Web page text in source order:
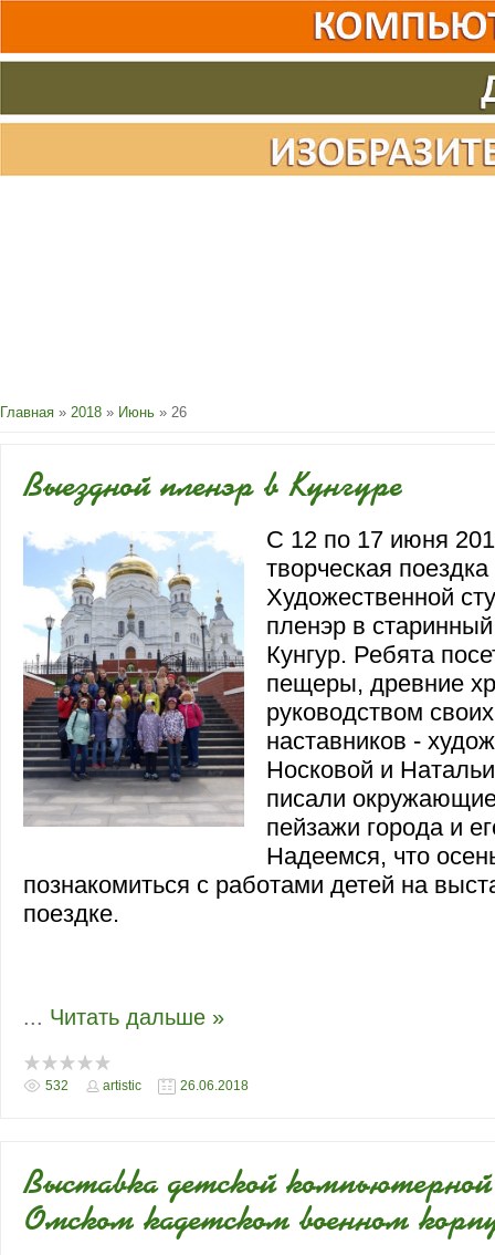
Главная » 2018 » Июнь » 26
Выездной пленэр в Кунгуре
С 12 по 17 июня
творческая
Художественной
пленэр в
Кунгур. Ребята
пещеры, древние
руководством
наставников -
Носковой и
писали
пейзажи города и
Надеемся, что
познакомиться с работами детей на
поездке.
... Читать дальше »
532 artistic 26.06.2018
Выставка детской
Омском кадетском военном